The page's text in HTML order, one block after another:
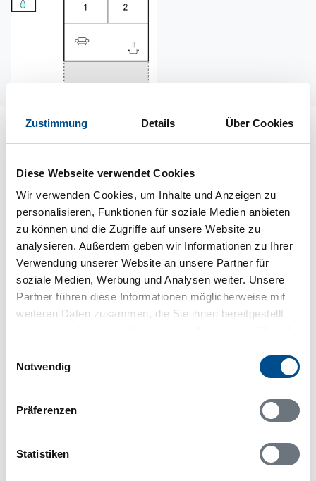
Zustimmung Details Über Cookies
Diese Webseite verwendet Cookies
Wir verwenden Cookies, um Inhalte und Anzeigen zu
personalisieren, Funktionen für soziale Medien anbieten
zu können und die Zugriffe auf unsere Website zu
analysieren. Außerdem geben wir Informationen zu Ihrer
Verwendung unserer Website an unsere Partner für
soziale Medien, Werbung und Analysen weiter. Unsere
Partner führen diese Informationen möglicherweise mit
weiteren Daten zusammen, die Sie ihnen bereitgestellt
Notwendig
Präferenzen
Statistiken
Lageplan
Adresse
Åkeholms byväg
376 93 Svängsta
In Ihrem Browser scheint ein
Skriptblocker/AdBlocker aktiviert zu sein!
Funktionen wird dadurch auf dieser Seite
deaktivieren Sie bitte den Blocker für diese Seite
Nachdem Sie Ihre Erlaubnis gegeben
haben, können Sie weiterhin selbst bestimmen,